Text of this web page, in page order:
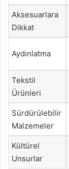
Aksesuarlara
Dikkat
Aydınlatma
Tekstil
Ürünleri
Sürdürülebilir
Malzemeler
Kültürel
Unsurlar